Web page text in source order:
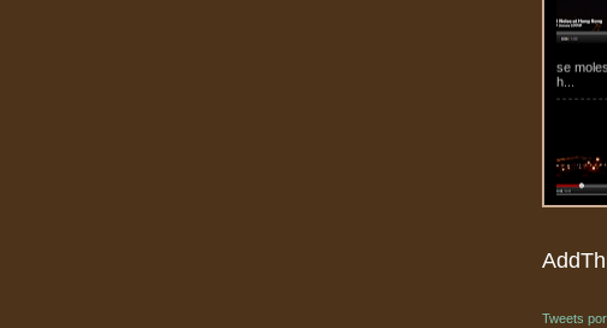
al 3er
¿Nibiru,
Tweets